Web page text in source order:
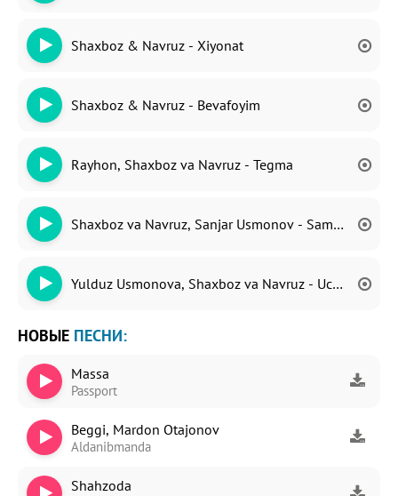
Shaxboz & Navruz - Xiyonat
Shaxboz & Navruz - Bevafoyim
Rayhon, Shaxboz va Navruz - Tegma
Shaxboz va Navruz, Sanjar Usmonov - Samarqand
Yulduz Usmonova, Shaxboz va Navruz - Uchrashardik
НОВЫЕ ПЕСНИ:
Massa
Passport
Beggi, Mardon Otajonov
Aldanibmanda
Shahzoda